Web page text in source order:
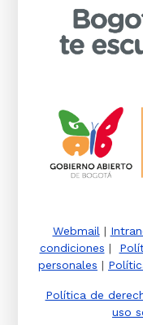
Webmail |
condiciones |
personales |
Política de
uso